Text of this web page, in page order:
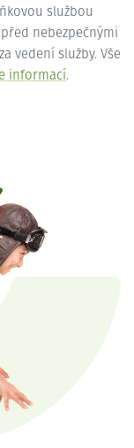
službou
nebezpečnými
vedení služby. Vše
informací.